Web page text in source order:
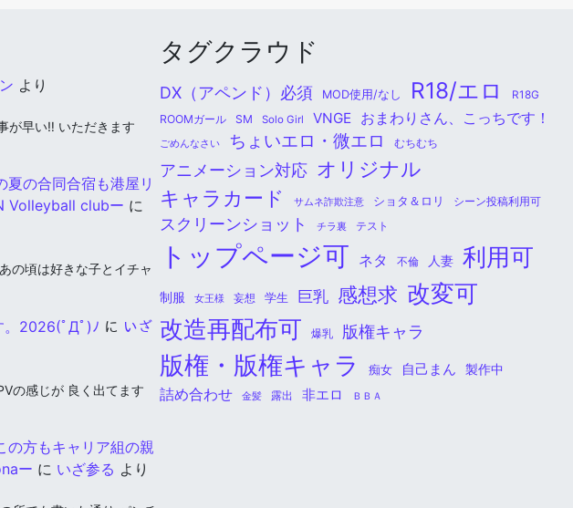
より
が早い‼︎ いただきます
の合同合宿も港屋リ
Volleyball clubー に
の頃は好きな子とイチャ
。2026(ﾟДﾟ)ﾉ に いざ
の感じが 良く出てます
の方もキャリア組の親
ー に いざ参る より
タグクラウド
DX（アペンド）必須 MOD使用/なし R18/エロ R18G
ROOMガール SM Solo Girl VNGE おまわりさん、こっちです！
ごめんなさい ちょいエロ・微エロ むちむち
アニメーション対応 オリジナル
キャラカード
サムネ詐欺注意 ショタ＆ロリ シーン投稿利用可
スクリーンショット チラ裏 テスト
トップページ可 ネタ 不倫 人妻 利用可
制服 女王様 妄想 学生 巨乳 感想求 改変可
改造再配布可 爆乳 版権キャラ
版権・版権キャラ 痴女 自己まん 製作中
詰め合わせ 金髪 露出 非エロ ＢＢＡ